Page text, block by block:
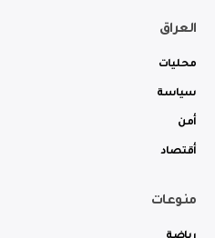
العراق
محليات
سياسة
أمن
أقتصاد
منوعات